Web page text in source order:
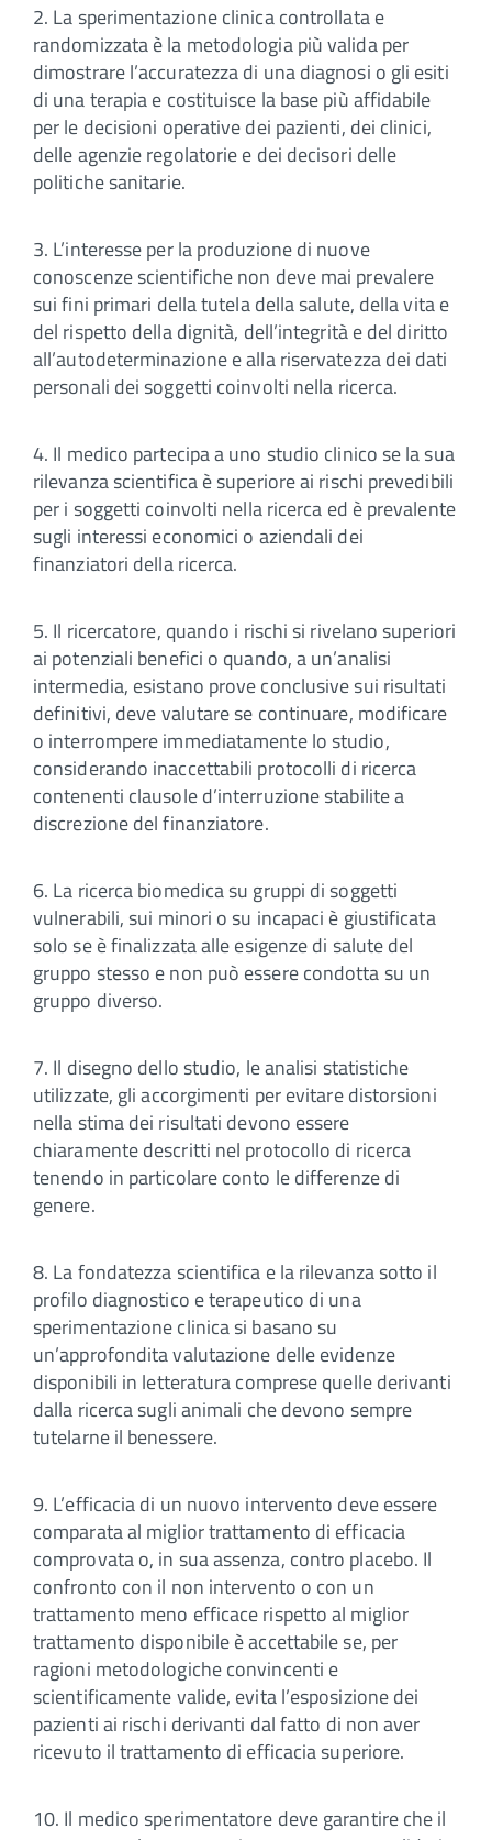
2. La sperimentazione clinica controllata e
randomizzata è la metodologia più valida per
dimostrare l’accuratezza di una diagnosi o gli esiti
di una terapia e costituisce la base più affidabile
per le decisioni operative dei pazienti, dei clinici,
delle agenzie regolatorie e dei decisori delle
politiche sanitarie.
3. L’interesse per la produzione di nuove
conoscenze scientifiche non deve mai prevalere
sui fini primari della tutela della salute, della vita e
del rispetto della dignità, dell’integrità e del diritto
all’autodeterminazione e alla riservatezza dei dati
personali dei soggetti coinvolti nella ricerca.
4. Il medico partecipa a uno studio clinico se la sua
rilevanza scientifica è superiore ai rischi prevedibili
per i soggetti coinvolti nella ricerca ed è prevalente
sugli interessi economici o aziendali dei
finanziatori della ricerca.
5. Il ricercatore, quando i rischi si rivelano superiori
ai potenziali benefici o quando, a un’analisi
intermedia, esistano prove conclusive sui risultati
definitivi, deve valutare se continuare, modificare
o interrompere immediatamente lo studio,
considerando inaccettabili protocolli di ricerca
contenenti clausole d’interruzione stabilite a
discrezione del finanziatore.
6. La ricerca biomedica su gruppi di soggetti
vulnerabili, sui minori o su incapaci è giustificata
solo se è finalizzata alle esigenze di salute del
gruppo stesso e non può essere condotta su un
gruppo diverso.
7. Il disegno dello studio, le analisi statistiche
utilizzate, gli accorgimenti per evitare distorsioni
nella stima dei risultati devono essere
chiaramente descritti nel protocollo di ricerca
tenendo in particolare conto le differenze di
genere.
8. La fondatezza scientifica e la rilevanza sotto il
profilo diagnostico e terapeutico di una
sperimentazione clinica si basano su
un’approfondita valutazione delle evidenze
disponibili in letteratura comprese quelle derivanti
dalla ricerca sugli animali che devono sempre
tutelarne il benessere.
9. L’efficacia di un nuovo intervento deve essere
comparata al miglior trattamento di efficacia
comprovata o, in sua assenza, contro placebo. Il
confronto con il non intervento o con un
trattamento meno efficace rispetto al miglior
trattamento disponibile è accettabile se, per
ragioni metodologiche convincenti e
scientificamente valide, evita l’esposizione dei
pazienti ai rischi derivanti dal fatto di non aver
ricevuto il trattamento di efficacia superiore.
10. Il medico sperimentatore deve garantire che il